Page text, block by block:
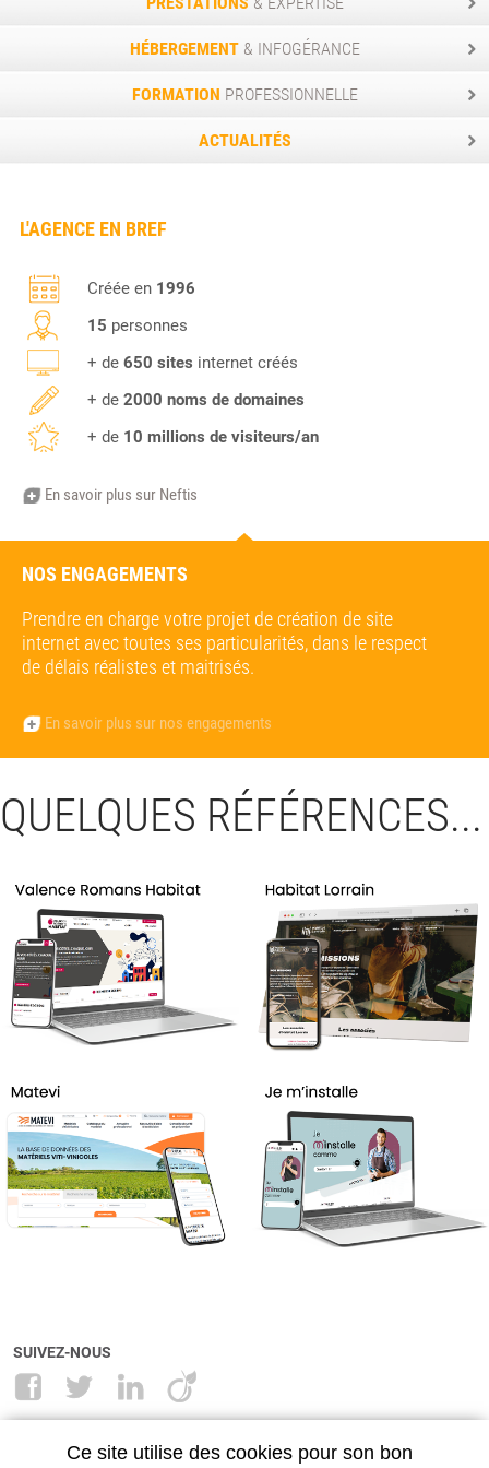
HÉBERGEMENT & INFOGÉRANCE
FORMATION PROFESSIONNELLE
ACTUALITÉS
L'AGENCE EN BREF
Créée en 1996
15 personnes
+ de 650 sites internet créés
+ de 2000 noms de domaines
+ de 10 millions de visiteurs/an
En savoir plus sur Neftis
NOS ENGAGEMENTS
Prendre en charge votre projet de création de site
internet avec toutes ses particularités, dans le respect
de délais réalistes et maitrisés.
En savoir plus sur nos engagements
QUELQUES RÉFÉRENCES...
SUIVEZ-NOUS
NANCY METZ
Ce site utilise des cookies pour son bon